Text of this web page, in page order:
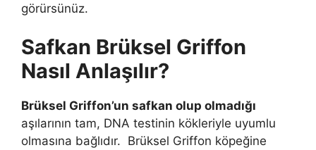
görürsünüz.
Safkan Brüksel Griffon
Nasıl Anlaşılır?
Brüksel Griffon’un safkan olup olmadığı
aşılarının tam, DNA testinin kökleriyle uyumlu
olmasına bağlıdır. Brüksel Griffon köpeğine